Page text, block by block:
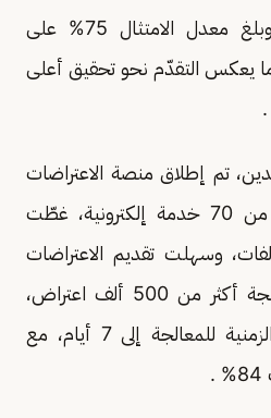
التغطية الرقابية 90%، وبلغ معدل الامتثال 75% على
يعكس التقدّم نحو تحقيق أعلى
.
تم إطلاق منصة الاعتراضات
الموحدة التي وفّرت أكثر من 70 خدمة إلكترونية، غطّت
وسهلت تقديم الاعتراضات
إلكترونيًا، حيث تمت معالجة أكثر من 500 ألف اعتراض،
وانخفض متوسط المدة الزمنية للمعالجة إلى 7 أيام، مع